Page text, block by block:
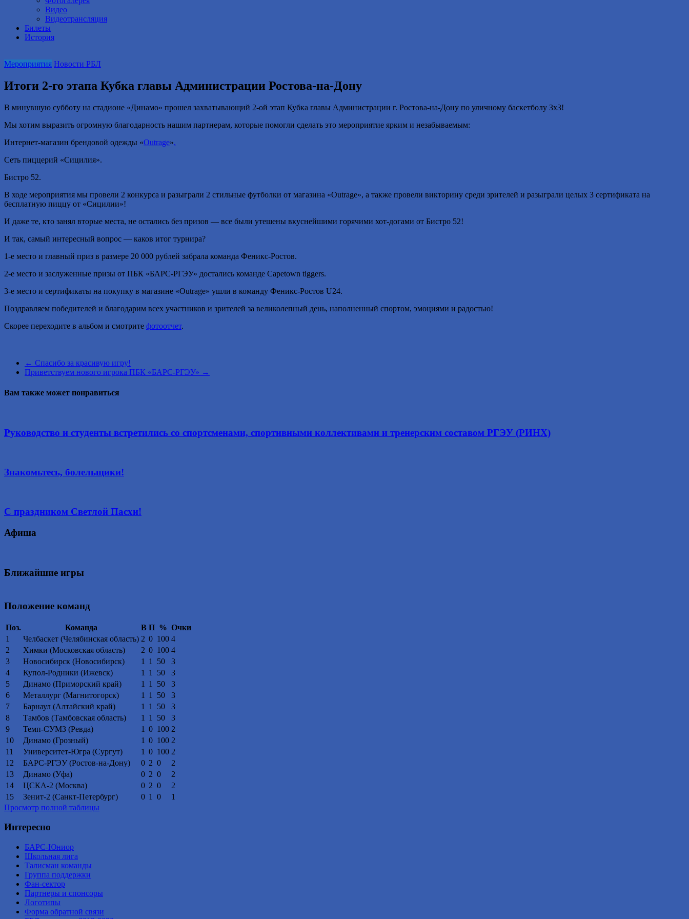
Видео
Видеотрансляция
Билеты
История
Мероприятия Новости РБЛ
Итоги 2-го этапа Кубка главы Администрации Ростова-на-Дону
В минувшую субботу на стадионе «Динамо» прошел захватывающий 2-ой этап Кубка главы Администрации г. Ростова-на-Дону по уличному баскетболу 3х3!
Мы хотим выразить огромную благодарность нашим партнерам, которые помогли сделать это мероприятие ярким и незабываемым:
Интернет-магазин брендовой одежды «Outrage».
Сеть пиццерий «Сицилия».
Бистро 52.
В ходе мероприятия мы провели 2 конкурса и разыграли 2 стильные футболки от магазина «Outrage», а также провели викторину среди зрителей и разыграли целых 3 сертификата на
бесплатную пиццу от «Сицилии»!
И даже те, кто занял вторые места, не остались без призов — все были утешены вкуснейшими горячими хот-догами от Бистро 52!
И так, самый интересный вопрос — каков итог турнира?
1-е место и главный приз в размере 20 000 рублей забрала команда Феникс-Ростов.
2-е место и заслуженные призы от ПБК «БАРС-РГЭУ» достались команде Capetown tiggers.
3-е место и сертификаты на покупку в магазине «Outrage» ушли в команду Феникс-Ростов U24.
Поздравляем победителей и благодарим всех участников и зрителей за великолепный день, наполненный спортом, эмоциями и радостью!
Скорее переходите в альбом и смотрите фотоотчет.
← Спасибо за красивую игру!
Приветствуем нового игрока ПБК «БАРС-РГЭУ» →
Вам также может понравиться
Руководство и студенты встретились со спортсменами, спортивными коллективами и тренерским составом РГЭУ (РИНХ)
Знакомьтесь, болельщики!
С праздником Светлой Пасхи!
Афиша
Ближайшие игры
Положение команд
Поз. Команда В П % Очки
1
Челбаскет (Челябинская область) 2 0 100 4
2
Химки (Московская область) 2 0 100 4
3
Новосибирск (Новосибирск) 1 1 50
3
4
Купол-Родники (Ижевск) 1 1 50
3
5
Динамо (Приморский край) 1 1 50
3
6
Металлург (Магнитогорск) 1 1 50
3
7
Барнаул (Алтайский край) 1 1 50
3
8
Тамбов (Тамбовская область) 1 1 50
3
9
Темп-СУМЗ (Ревда) 1 0 100 2
10
Динамо (Грозный) 1 0 100 2
11
Университет-Югра (Сургут) 1 0 100 2
12
БАРС-РГЭУ (Ростов-на-Дону) 0 2 0
2
13
Динамо (Уфа) 0 2 0
2
14
ЦСКА-2 (Москва) 0 2 0
2
15
Зенит-2 (Санкт-Петербург) 0 1 0
1
Просмотр полной таблицы
Интересно
БАРС-Юниор
Школьная лига
Талисман команды
Группа поддержки
Фан-сектор
Партнеры и спонсоры
Логотипы
Форма обратной связи